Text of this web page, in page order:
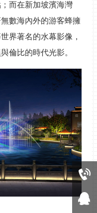
13480697553
在線客服
而在新加坡濱海灣
數海內外的游客蜂擁
界著名的水幕影像，
倫比的時代光影。